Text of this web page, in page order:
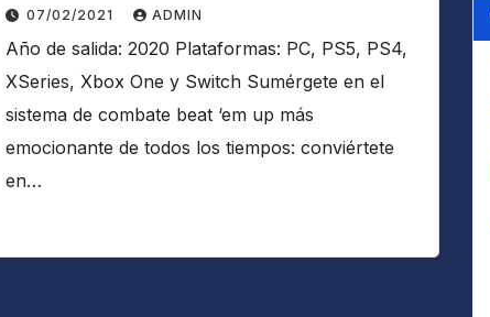
07/02/2021 ADMIN
Año de salida: 2020 Plataformas: PC, PS5, PS4,
XSeries, Xbox One y Switch Sumérgete en el
sistema de combate beat ‘em up más
emocionante de todos los tiempos: conviértete
en…